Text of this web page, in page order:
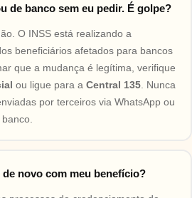
de banco sem eu pedir. É golpe?
O INSS está realizando a
beneficiários afetados para bancos
que a mudança é legítima, verifique
ou ligue para a Central 135. Nunca
por terceiros via WhatsApp ou
de novo com meu benefício?